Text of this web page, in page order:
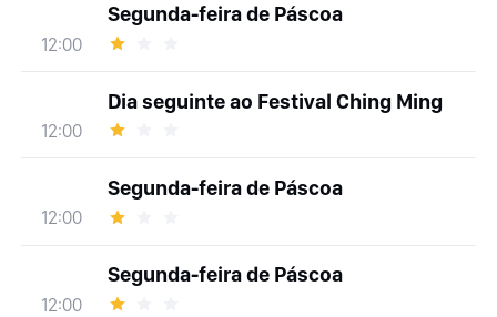
12:00
Segunda-feira de Páscoa
12:00
Dia seguinte ao Festival Ching Ming
12:00
Segunda-feira de Páscoa
12:00
Segunda-feira de Páscoa